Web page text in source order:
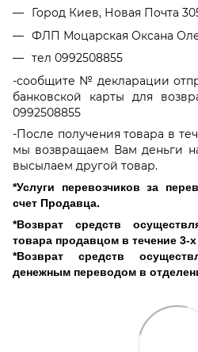
Город Киев, Новая Почта
ФЛП Моцарская Оксана
тел 0992508855
-сообщите № декларации
банковской карты для
0992508855
-После получения товара в
мы возвращаем Вам деньги
высылаем другой товар.
*Услуги перевозчиков за
счет Продавца.
*Возврат средств
товара продавцом в течение
*Возврат средств
денежным переводом в